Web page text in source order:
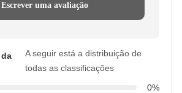
Escrever uma avaliação
A seguir está a distribuição de
todas as classificações
0%